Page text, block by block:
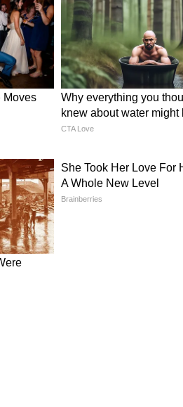
निपटने की तैयारी
देखते हुए नई नेशनल एम्प्लॉयमेंट
18 मिलियन नौकरियों के
हो सकती हैं। सरकार का फोकस
पर है, खासकर IT और मैन्युफैक्चरिंग
रखा जा सके।
वैश्विक टेक इंडस्ट्री में हलचल पैदा
भागीदारी AI के बढ़ते महत्व को
मजबूत करने में मदद करेगी, जिससे